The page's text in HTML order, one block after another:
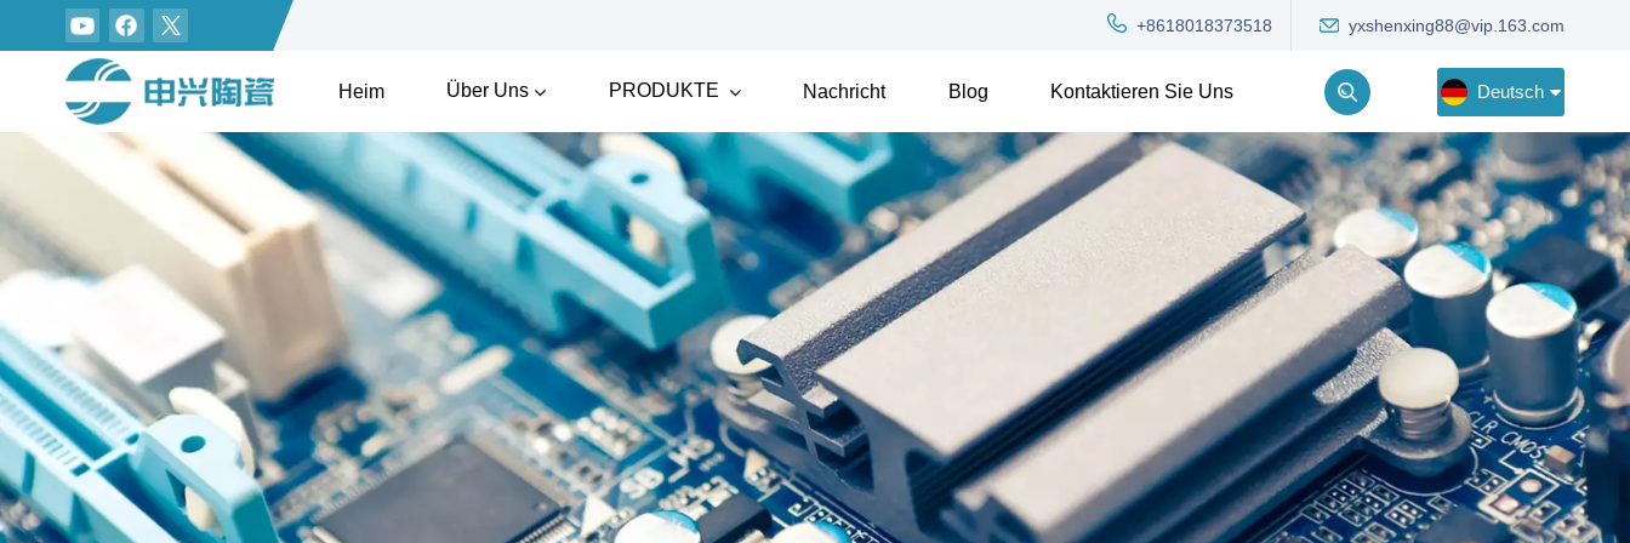
+8618018373518 yxshenxing88@vip.163.com
Heim Über Uns PRODUKTE Nachricht Blog Kontaktieren Sie Uns Deutsch
English
Deutsch
Русский
한국어
Türkçe